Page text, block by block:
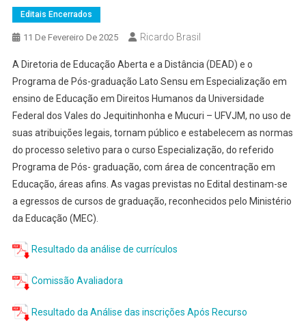
Editais Encerrados
11 De Fevereiro De 2025 Ricardo Brasil
A Diretoria de Educação Aberta e a Distância (DEAD) e o
Programa de Pós-graduação Lato Sensu em Especialização em
ensino de Educação em Direitos Humanos da Universidade
Federal dos Vales do Jequitinhonha e Mucuri – UFVJM, no uso de
suas atribuições legais, tornam público e estabelecem as normas
do processo seletivo para o curso Especialização, do referido
Programa de Pós- graduação, com área de concentração em
Educação, áreas afins. As vagas previstas no Edital destinam-se
a egressos de cursos de graduação, reconhecidos pelo Ministério
da Educação (MEC).
Resultado da análise de currículos
Comissão Avaliadora
Resultado da Análise das inscrições Após Recurso